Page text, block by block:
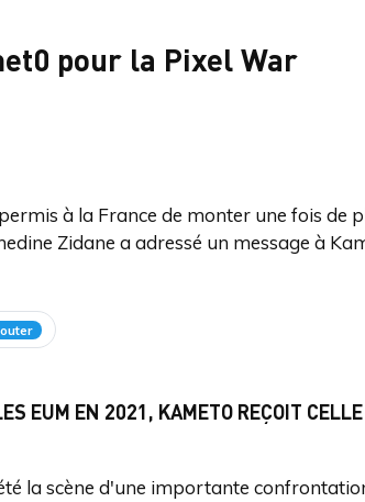
pour la Pixel War
à la France de monter une fois de
Zidane a adressé un message à
EUM EN 2021, KAMETO REÇOIT
la scène d'une importante